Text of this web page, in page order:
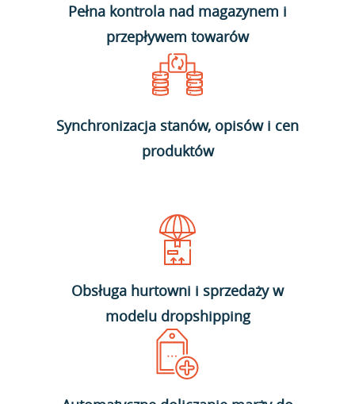
Pełna kontrola nad magazynem i
przepływem towarów
Synchronizacja stanów, opisów i cen
produktów
Obsługa hurtowni i sprzedaży w
modelu dropshipping